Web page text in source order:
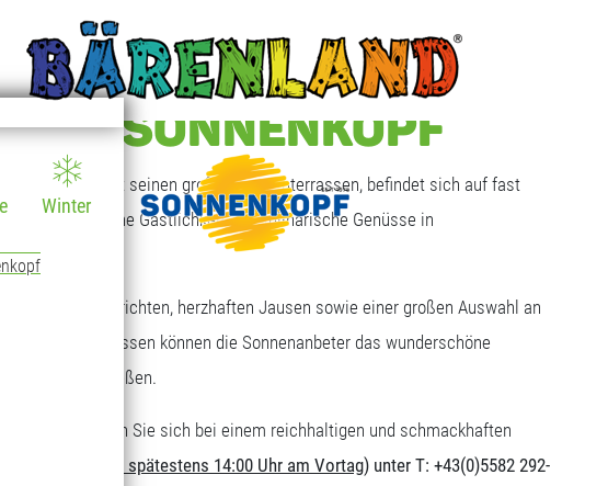
Winter
AM SONNENKOPF
Sonnenkopf mit seinen großen Sonnenterrassen, befindet sich auf fast
die freundliche Gastlichkeit und kulinarische Genüsse in
Tagesgerichten, herzhaften Jausen sowie einer großen Auswahl an
Sonnenterrassen können die Sonnenanbeter das wunderschöne
genießen.
Art. Stärken Sie sich bei einem reichhaltigen und schmackhaften
( bis spätestens 14:00 Uhr am Vortag) unter T: +43(0)5582 292-